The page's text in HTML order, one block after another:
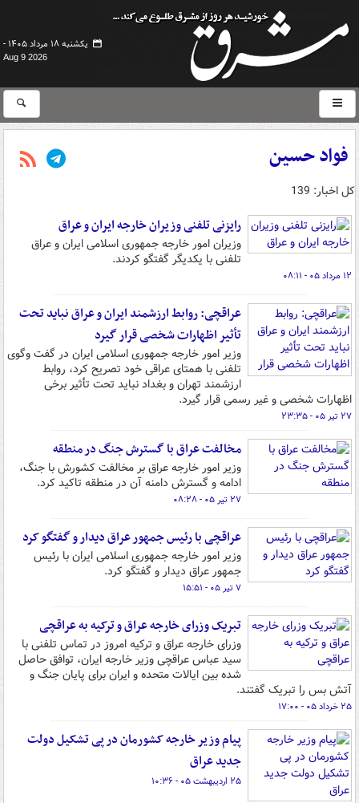
یکشنبه ۱۸ مرداد ۱۴۰۵ -
Aug 9 2026
فواد حسین
کل اخبار: 139
رایزنی تلفنی وزیران خارجه ایران و عراق
وزیران امور خارجه جمهوری اسلامی ایران و عراق
تلفنی با یکدیگر گفتگو کردند.
۱۲ مرداد ۰۵ - ۰۸:۱۱
عراقچی: روابط ارزشمند ایران و عراق نباید تحت
تأثیر اظهارات شخصی قرار گیرد
وزیر امور خارجه جمهوری اسلامی ایران در گفت وگوی
تلفنی با همتای عراقی خود تصریح کرد، روابط
ارزشمند تهران و بغداد نباید تحت تأثیر برخی
اظهارات شخصی و غیر رسمی قرار گیرد.
۲۷ تیر ۰۵ - ۲۳:۳۵
مخالفت عراق با گسترش جنگ در منطقه
وزیر امور خارجه عراق بر مخالفت کشورش با جنگ،
ادامه و گسترش دامنه آن در منطقه تاکید کرد.
۲۷ تیر ۰۵ - ۰۸:۲۸
عراقچی با رئیس جمهور عراق دیدار و گفتگو کرد
وزیر امور خارجه جمهوری اسلامی ایران با رئیس
جمهور عراق دیدار و گفتگو کرد.
۷ تیر ۰۵ - ۱۵:۵۱
تبریک وزرای خارجه عراق و ترکیه به عراقچی
وزرای خارجه عراق و ترکیه امروز در تماس تلفنی با
سید عباس عراقچی وزیر خارجه ایران، توافق حاصل
شده بین ایالات متحده و ایران برای پایان جنگ و
آتش بس را تبریک گفتند.
۲۵ خرداد ۰۵ - ۱۷:۰۰
پیام وزیر خارجه کشورمان در پی تشکیل دولت
جدید عراق
۲۵ اردیبهشت ۰۵ - ۱۰:۳۶